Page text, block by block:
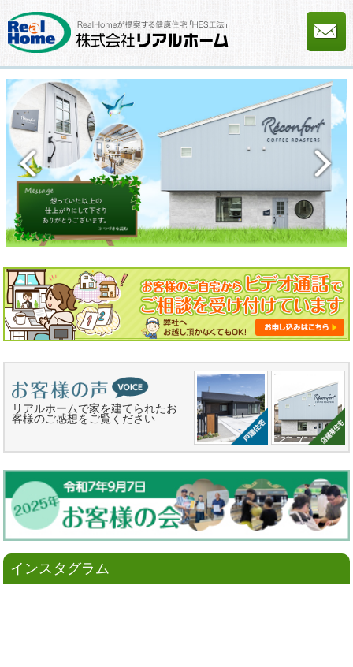
リアルホームで家を建てられたお
客様のご感想をご覧ください
インスタグラム